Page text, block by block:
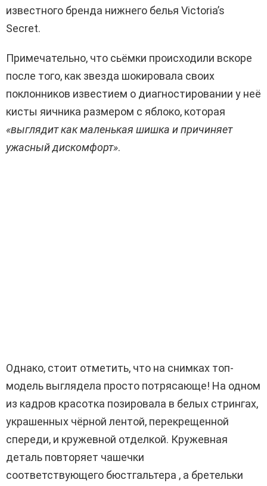
известного бренда нижнего белья Victoria’s
Secret.
Примечательно, что сьёмки происходили вскоре
после того, как звезда шокировала своих
поклонников известием о диагностировании у неё
кисты яичника размером с яблоко, которая
«выглядит как маленькая шишка и причиняет
ужасный дискомфорт».
Однако, стоит отметить, что на снимках топ-
модель выглядела просто потрясающе! На одном
из кадров красотка позировала в белых стрингах,
украшенных чёрной лентой, перекрещенной
спереди, и кружевной отделкой. Кружевная
деталь повторяет чашечки
соответствующего бюстгальтера , а бретельки